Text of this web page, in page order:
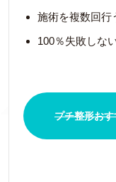
施術を複数回行
100％失敗しな
プチ整形お